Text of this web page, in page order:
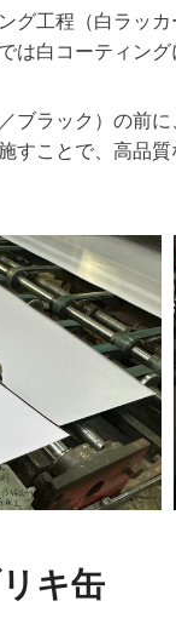
工程（白ラッ
白コーティング
ラック）の前
ことで、高品
キ缶